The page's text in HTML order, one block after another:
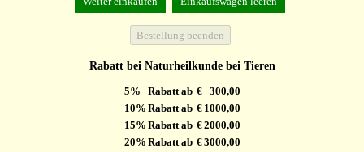
Rabatt bei Naturheilkunde bei Tieren
5% Rabatt ab €
300,00
10% Rabatt ab € 1000,00
15% Rabatt ab €2000,00
20% Rabatt ab €3000,00